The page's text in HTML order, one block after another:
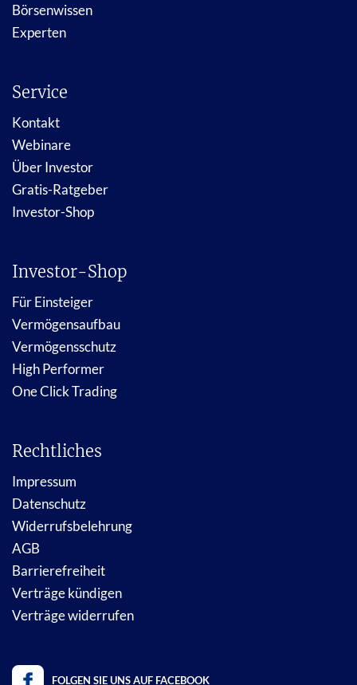
Börsenwissen
Experten
Service
Kontakt
Webinare
Über Investor
Gratis-Ratgeber
Investor-Shop
Investor-Shop
Für Einsteiger
Vermögensaufbau
Vermögensschutz
High Performer
One Click Trading
Rechtliches
Impressum
Datenschutz
Widerrufsbelehrung
AGB
Barrierefreiheit
Verträge kündigen
Verträge widerrufen
FOLGEN SIE UNS AUF FACEBOOK